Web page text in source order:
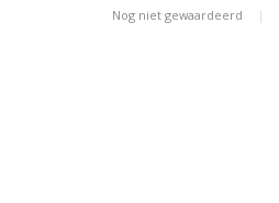
Nog niet gewaardeerd |